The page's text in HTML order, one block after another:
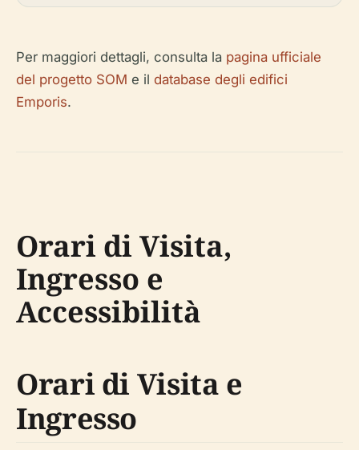
Per maggiori dettagli, consulta la pagina ufficiale
del progetto SOM e il database degli edifici
Emporis.
Orari di Visita,
Ingresso e
Accessibilità
Orari di Visita e
Ingresso